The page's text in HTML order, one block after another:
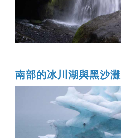
南部的冰川湖與黑沙灘